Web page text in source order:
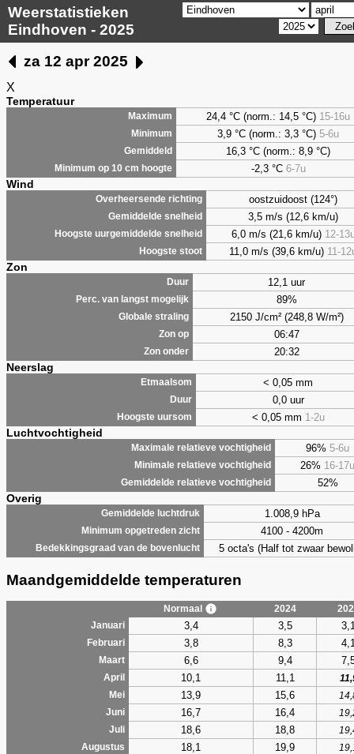
Weerstatistieken
Eindhoven - 2025
za 12 apr 2025
X
Temperatuur
Maximum 24,4 °C (norm.: 14,5 °C) 15-16u
Minimum 3,9 °C (norm.: 3,3 °C) 5-6u
Gemiddeld 16,3 °C (norm.: 8,9 °C)
Minimum op 10 cm hoogte -2,3 °C 6-7u
Wind
Overheersende richting oostzuidoost (124°)
Gemiddelde snelheid 3,5 m/s (12,6 km/u)
Hoogste uurgemiddelde snelheid 6,0 m/s (21,6 km/u) 12-
Hoogste stoot 11,0 m/s (39,6 km/u) 11-
Zon
Duur 12,1 uur
Perc. van langst mogelijk 89%
Globale straling 2150 J/cm² (248,8 W/m²)
Zon op 06:47
Zon onder 20:32
Neerslag
Etmaalsom < 0,05 mm
Duur 0,0 uur
Hoogste uursom < 0,05 mm 1-2u
Luchtvochtigheid
Maximale relatieve vochtigheid 96% 5-6u
Minimale relatieve vochtigheid 26% 16-17u
Gemiddelde relatieve vochtigheid 52%
Overig
Gemiddelde luchtdruk 1.008,9 hPa
Minimum opgetreden zicht 4100 - 4200m
Bedekkingsgraad van de bovenlucht 5 octa's (Half tot zwaar
Maandgemiddelde temperaturen
Normaal 2024
Januari
3,4 3,5
Februari 3,8 8,3
Maart 6,6 9,4
April 10,1 11,1
Mei
13,9 15,6
Juni
16,7 16,4
Juli
18,6 18,8
Augustus
18,1 19,9